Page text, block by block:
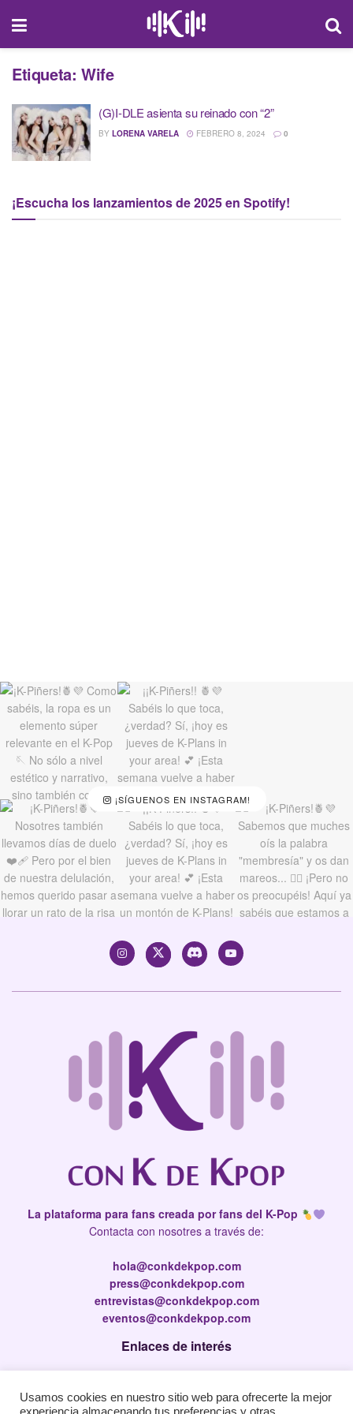
Etiqueta: Wife
(G)I-DLE asienta su reinado con “2”
BY LORENA VARELA FEBRERO 8, 2024 0
¡Escucha los lanzamientos de 2025 en Spotify!
¡SÍGUENOS EN INSTAGRAM!
La plataforma para fans creada por fans del K-Pop
Contacta con nosotres a través de:
hola@conkdekpop.com
press@conkdekpop.com
entrevistas@conkdekpop.com
eventos@conkdekpop.com
Enlaces de interés
Política de privacidad
Usamos cookies en nuestro sitio web para ofrecerte la mejor